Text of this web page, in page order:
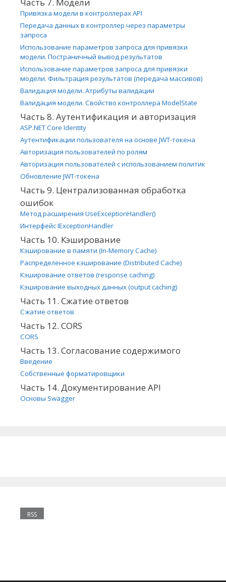
Привязка модели в контроллерах API
Передача данных в контроллер через параметры
запроса
Использование параметров запроса для привязки
модели. Постраничный вывод результатов
Использование параметров запроса для привязки
модели. Фильтрация результатов (передача массивов)
Валидация модели. Атрибуты валидации
Валидация модели. Свойство контроллера ModelState
Часть 8. Аутентификация и авторизация
ASP.NET Core Identity
Аутентификации пользователя на основе JWT-токена
Авторизация пользователей по ролям
Авторизация пользователей с использованием политик
Обновление JWT-токена
Часть 9. Централизованная обработка
ошибок
Метод расширения UseExceptionHandler()
Интерфейс IExceptionHandler
Часть 10. Кэширование
Кэширование в памяти (In-Memory Cache)
Распределенное кэширование (Distributed Cache)
Кэширование ответов (response caching)
Кэширование выходных данных (output caching)
Часть 11. Сжатие ответов
Сжатие ответов
Часть 12. CORS
CORS
Часть 13. Согласование содержимого
Введение
Собственные форматировщики
Часть 14. Документирование API
Основы Swagger
RSS